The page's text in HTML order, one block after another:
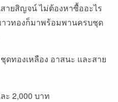
ายสิญจน์ ไม่ต้องหาซื้ออะไร
าวทองก็มาพร้อมพานครบชุด
ทองเหลือง อาสนะ และสาย
ะ 2,000 บาท